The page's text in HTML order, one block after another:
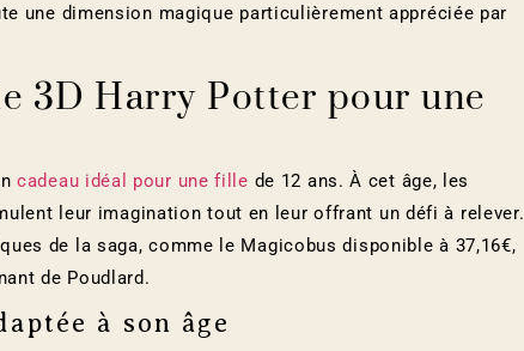
une dimension magique particulièrement appréciée par
3D Harry Potter pour une
cadeau idéal pour une fille de 12 ans. À cet âge, les
leur imagination tout en leur offrant un défi à relever.
de la saga, comme le Magicobus disponible à 37,16€,
de Poudlard.
à son âge